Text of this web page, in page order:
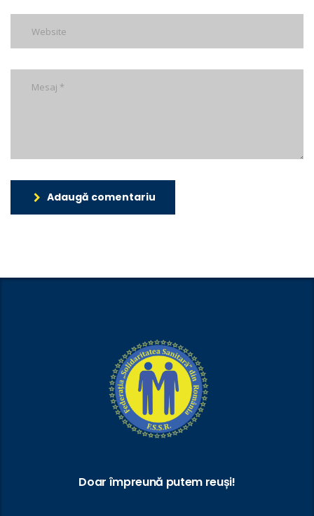
Adaugă comentariu
Doar împreună putem reuși!